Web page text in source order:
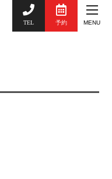
TEL 予約 MENU